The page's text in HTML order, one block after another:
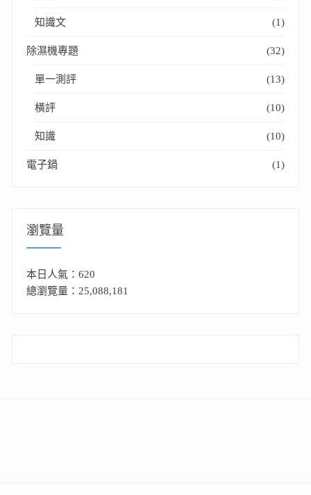
知識文 (1)
除濕機專題 (32)
單一測評 (13)
橫評 (10)
知識 (10)
電子鍋 (1)
瀏覽量
本日人氣：620
總瀏覽量：25,088,181